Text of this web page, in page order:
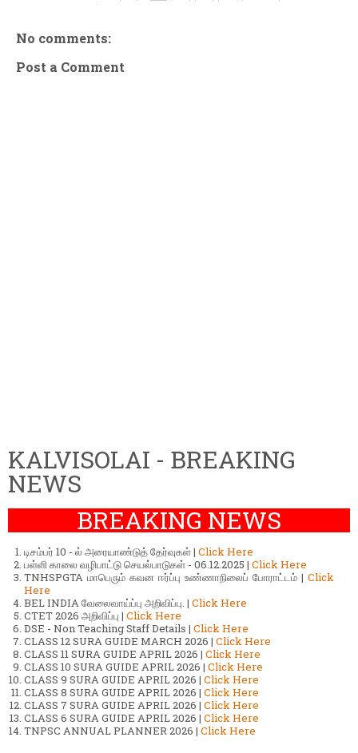
No comments:
Post a Comment
KALVISOLAI - BREAKING
NEWS
BREAKING NEWS
டிசம்பர் 10 - ல் அரையாண்டுத் தேர்வுகள் | Click Here
பள்ளி காலை வழிபாட்டு செயல்பாடுகள் - 06.12.2025 | Click Here
TNHSPGTA மாபெரும் கவன ஈர்ப்பு உண்ணாநிலைப் போராட்டம் | Click
Here
BEL INDIA வேலைவாய்ப்பு அறிவிப்பு. | Click Here
CTET 2026 அறிவிப்பு | Click Here
DSE - Non Teaching Staff Details | Click Here
CLASS 12 SURA GUIDE MARCH 2026 | Click Here
CLASS 11 SURA GUIDE APRIL 2026 | Click Here
CLASS 10 SURA GUIDE APRIL 2026 | Click Here
CLASS 9 SURA GUIDE APRIL 2026 | Click Here
CLASS 8 SURA GUIDE APRIL 2026 | Click Here
CLASS 7 SURA GUIDE APRIL 2026 | Click Here
CLASS 6 SURA GUIDE APRIL 2026 | Click Here
TNPSC ANNUAL PLANNER 2026 | Click Here